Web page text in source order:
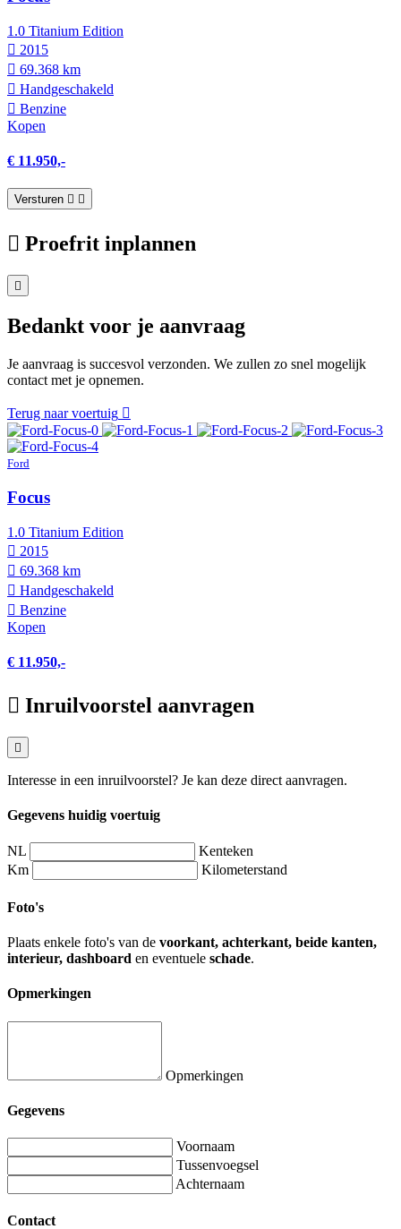
1.0 Titanium Edition
2015
69.368 km
Hand­geschakeld
Benzine
Kopen
€ 11.950,-
Versturen
Proefrit inplannen
Bedankt voor je aanvraag
Je aanvraag is succesvol verzonden. We zullen zo snel mogelijk
contact met je opnemen.
Terug naar voertuig
Ford
Focus
1.0 Titanium Edition
2015
69.368 km
Hand­geschakeld
Benzine
Kopen
€ 11.950,-
Inruilvoorstel aanvragen
Interesse in een inruilvoorstel? Je kan deze direct aanvragen.
Gegevens huidig voertuig
NL
Kenteken
Km
Kilometerstand
Foto's
Plaats enkele foto's van de voorkant, achterkant, beide kanten,
interieur, dashboard en eventuele schade.
Opmerkingen
Opmerkingen
Gegevens
Voornaam
Tussenvoegsel
Achternaam
Contact